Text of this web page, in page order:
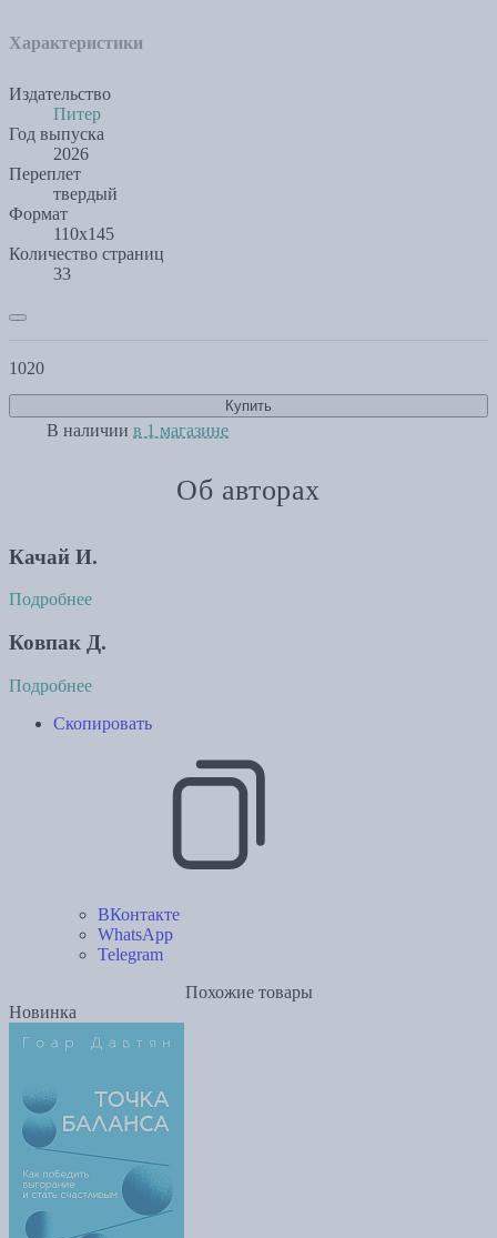
Характеристики
Издательство
Питер
Год выпуска
2026
Переплет
твердый
Формат
110х145
Количество страниц
33
1020
Купить
В наличии в 1 магазине
Об авторах
Качай И.
Подробнее
Ковпак Д.
Подробнее
Скопировать
ВКонтакте
WhatsApp
Telegram
Похожие товары
Новинка